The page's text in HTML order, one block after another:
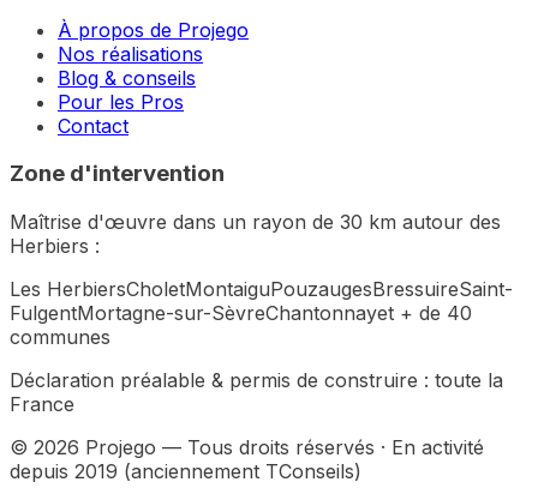
À propos de Projego
Nos réalisations
Blog & conseils
Pour les Pros
Contact
Zone d'intervention
Maîtrise d'œuvre dans un rayon de 30 km autour des
Herbiers :
Les HerbiersCholetMontaiguPouzaugesBressuireSaint-
FulgentMortagne-sur-SèvreChantonnayet + de 40
communes
Déclaration préalable & permis de construire : toute la
France
© 2026 Projego — Tous droits réservés · En activité
depuis 2019 (anciennement TConseils)